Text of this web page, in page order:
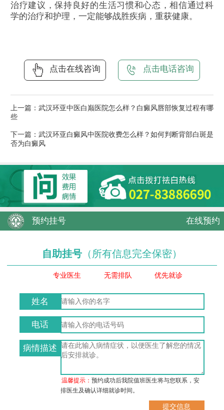
治疗建议，保持良好的生活习惯和心态，相信通过科
学的治疗和护理，一定能够战胜疾病，重获健康。
点击在线咨询 点击电话咨询
上一篇： 武汉环亚中医白巅医院怎么样？白癜风唇部恢复过程有哪
些
下一篇： 武汉环亚白癜风中医院收费怎么样？如何判断背部白斑是
否为白癜风
预约挂号 在线预约
自助挂号 （所有信息完全保密）
专业医生 无需排队 优先就诊
姓名
电话
病情描述
温馨提示：预约成功后我院值班医生将与您联系，安
排医生及确认详细就诊时间。